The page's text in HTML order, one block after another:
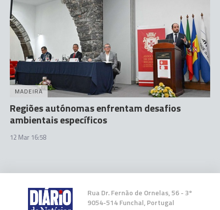
MADEIRA
Regiões autónomas enfrentam desafios
ambientais específicos
12 Mar 16:58
Rua Dr. Fernão de Ornelas, 56 - 3º
9054-514 Funchal, Portugal